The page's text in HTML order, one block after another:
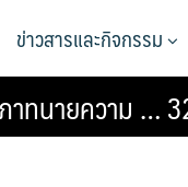
ข่าวสารและกิจกรรม
าทนายความ …